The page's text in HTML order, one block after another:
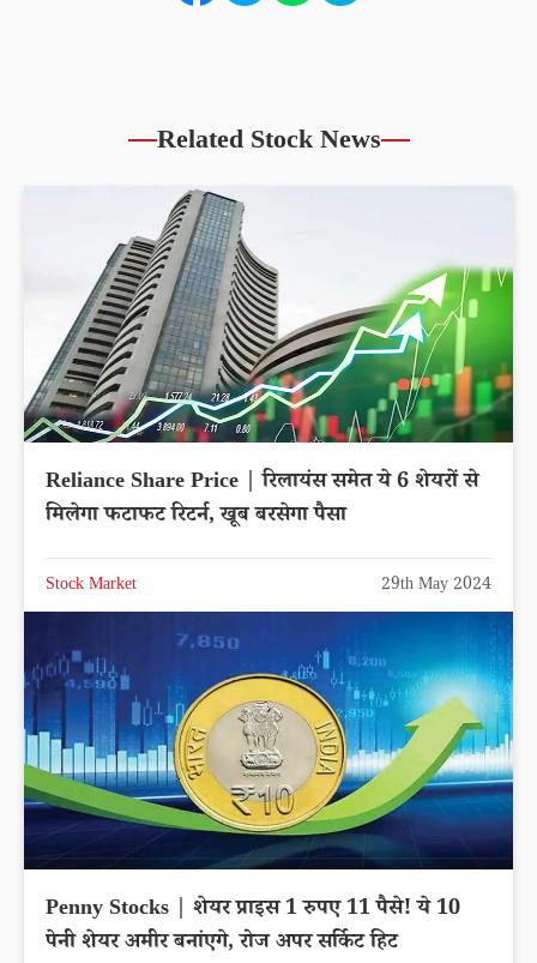
Related Stock News
Reliance Share Price | रिलायंस समेत ये 6 शेयरों से
मिलेगा फटाफट रिटर्न, खूब बरसेगा पैसा
Stock Market 29th May 2024
Penny Stocks | शेयर प्राइस 1 रुपए 11 पैसे! ये 10
पेनी शेयर अमीर बनांएगे, रोज अपर सर्किट हिट